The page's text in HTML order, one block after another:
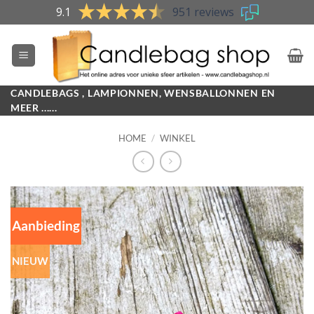
to
content
9.1 951 reviews
CANDLEBAGS , LAMPIONNEN, WENSBALLONNEN EN
MEER ......
HOME / WINKEL
Aanbieding
NIEUW